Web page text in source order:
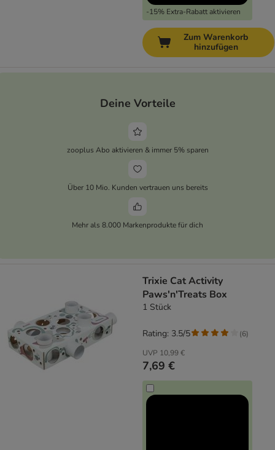
-15% Extra-Rabatt aktivieren
Zum Warenkorb
hinzufügen
Deine Vorteile
zooplus Abo aktivieren & immer 5% sparen
Über 10 Mio. Kunden vertrauen uns bereits
Mehr als 8.000 Markenprodukte für dich
Trixie Cat Activity
Paws'n'Treats Box
1 Stück
UVP 10,99 €
7,69 €
Rating: 3.5/5 (6)